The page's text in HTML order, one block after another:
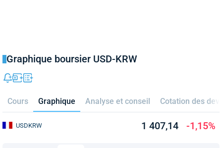
Graphique boursier USD-KRW
Cours Graphique Analyse et conseil Cotation des
USDKRW 1 407,14 -1,15%